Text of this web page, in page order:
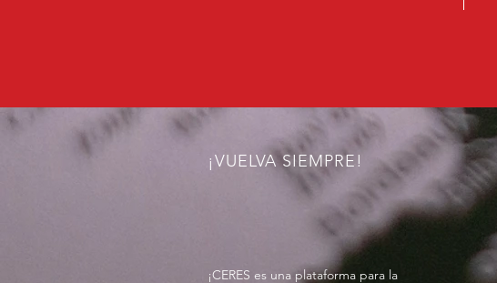
¡VUELVA SIEMPRE!
¡CERES es una plataforma para la